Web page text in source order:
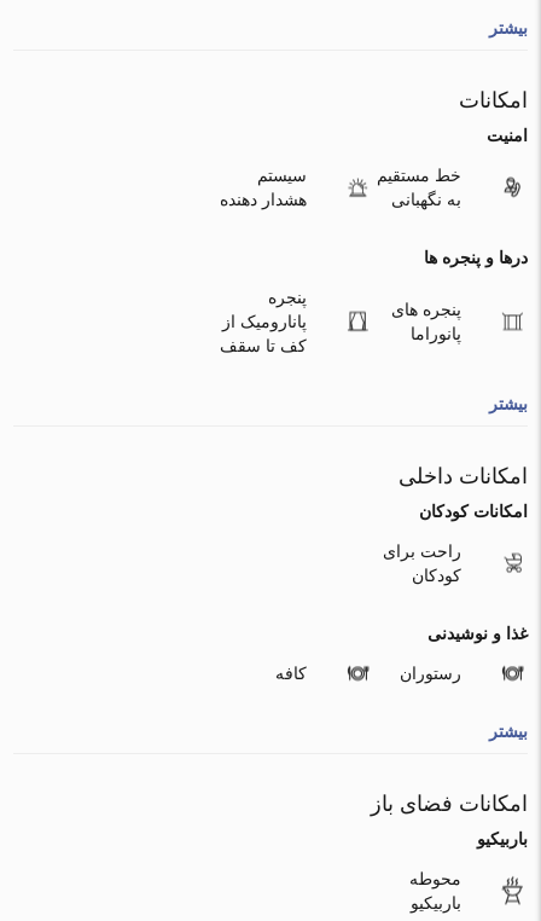
بیشتر
امکانات
امنیت
خط مستقیم
به نگهبانی
سیستم
هشدار دهنده
درها و پنجره ها
پنجره های
پانوراما
پنجره
پانارومیک از
کف تا سقف
بیشتر
امکانات داخلی
امکانات کودکان
راحت برای
کودکان
غذا و نوشیدنی
رستوران کافه
بیشتر
امکانات فضای باز
باربیکیو
محوطه
باربیکیو